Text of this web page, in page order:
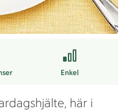
Enkel
här i